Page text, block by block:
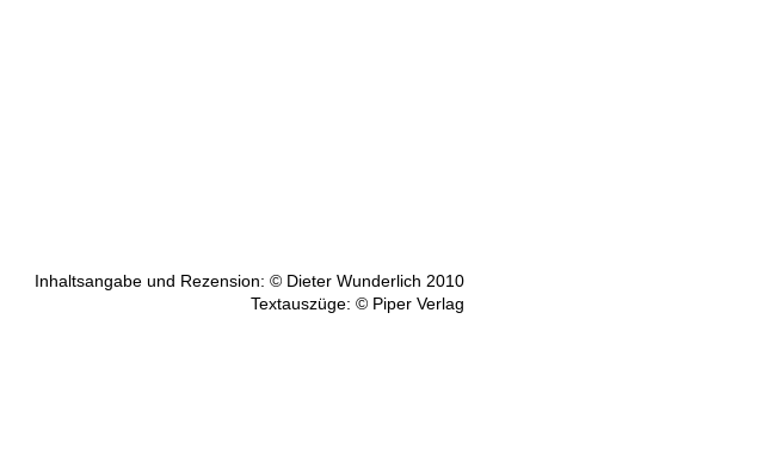
Inhaltsangabe und Rezension: © Dieter Wunderlich 2010
Textauszüge: © Piper Verlag